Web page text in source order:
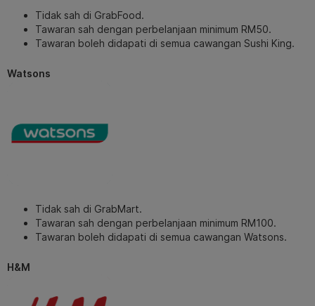
Tidak sah di GrabFood.
Tawaran sah dengan perbelanjaan minimum RM50.
Tawaran boleh didapati di semua cawangan Sushi King.
Watsons
Tidak sah di GrabMart.
Tawaran sah dengan perbelanjaan minimum RM100.
Tawaran boleh didapati di semua cawangan Watsons.
H&M